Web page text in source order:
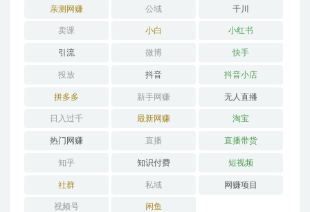
亲测网赚 公域 千川
卖课 小白 小红书
引流 微博 快手
投放 抖音 抖音小店
拼多多 新手网赚 无人直播
日入过千 最新网赚 淘宝
热门网赚 直播 直播带货
知乎 知识付费 短视频
社群 私域 网赚项目
视频号 闲鱼